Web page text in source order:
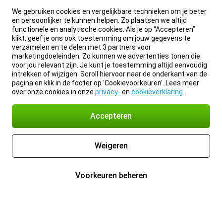
We gebruiken cookies en vergelijkbare technieken om je beter
en persoonlijker te kunnen helpen. Zo plaatsen we altijd
functionele en analytische cookies. Als je op “Accepteren”
klikt, geef je ons ook toestemming om jouw gegevens te
verzamelen en te delen met 3 partners voor
marketingdoeleinden. Zo kunnen we advertenties tonen die
voor jou relevant zijn. Je kunt je toestemming altijd eenvoudig
intrekken of wijzigen. Scroll hiervoor naar de onderkant van de
pagina en klik in de footer op 'Cookievoorkeuren'. Lees meer
over onze cookies in onze privacy- en cookieverklaring
Accepteren
Weigeren
Voorkeuren beheren